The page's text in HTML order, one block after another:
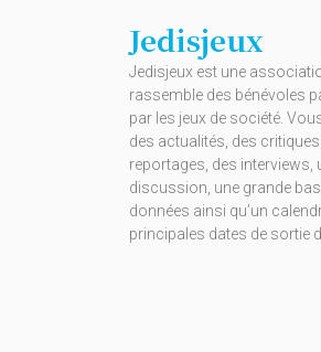
Jedisjeux
Jedisjeux est une
rassemble des bénévoles
par les jeux de société.
des actualités, des
reportages, des interviews,
discussion, une grande
données ainsi qu’un
principales dates de sortie